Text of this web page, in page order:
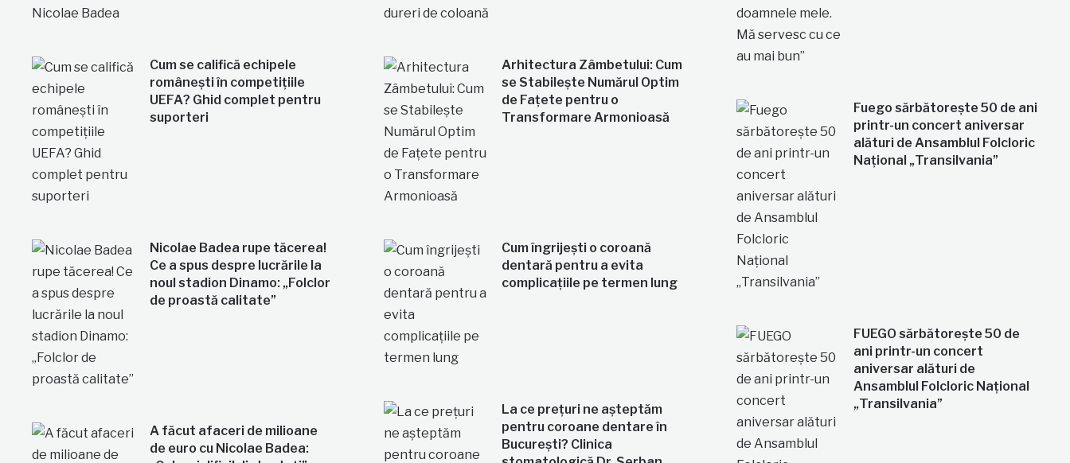
Cum se califică echipele
românești în competițiile
UEFA? Ghid complet pentru
suporteri
Nicolae Badea rupe tăcerea!
Ce a spus despre lucrările la
noul stadion Dinamo: „Folclor
de proastă calitate”
A făcut afaceri de milioane
de euro cu Nicolae Badea:
Arhitectura Zâmbetului: Cum
se Stabilește Numărul Optim
de Fațete pentru o
Transformare Armonioasă
Cum îngrijești o coroană
dentară pentru a evita
complicațiile pe termen lung
La ce prețuri ne așteptăm
pentru coroane dentare în
București? Clinica
Fuego sărbătorește 50 de ani
printr-un concert aniversar
alături de Ansamblul Folcloric
Național „Transilvania”
FUEGO sărbătorește 50 de
ani printr-un concert
aniversar alături de
Ansamblul Folcloric Național
„Transilvania”